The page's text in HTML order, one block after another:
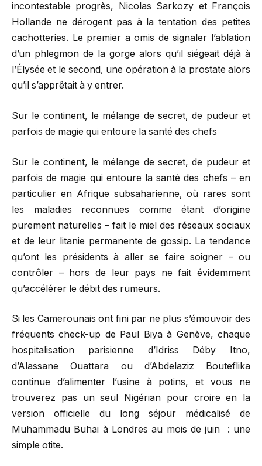
incontestable progrès, Nicolas Sarkozy et François
Hollande ne dérogent pas à la tentation des petites
cachotteries. Le premier a omis de signaler l’ablation
d’un phlegmon de la gorge alors qu’il siégeait déjà à
l’Élysée et le second, une opération à la prostate alors
qu’il s’apprêtait à y entrer.
Sur le continent, le mélange de secret, de pudeur et
parfois de magie qui entoure la santé des chefs
Sur le continent, le mélange de secret, de pudeur et
parfois de magie qui entoure la santé des chefs – en
particulier en Afrique subsaharienne, où rares sont
les maladies reconnues comme étant d’origine
purement naturelles – fait le miel des réseaux sociaux
et de leur litanie permanente de gossip. La tendance
qu’ont les présidents à aller se faire soigner – ou
contrôler – hors de leur pays ne fait évidemment
qu’accélérer le débit des rumeurs.
Si les Camerounais ont fini par ne plus s’émouvoir des
fréquents check-up de Paul Biya à Genève, chaque
hospitalisation parisienne d’Idriss Déby Itno,
d’Alassane Ouattara ou d’Abdelaziz Bouteflika
continue d’alimenter l’usine à potins, et vous ne
trouverez pas un seul Nigérian pour croire en la
version officielle du long séjour médicalisé de
Muhammadu Buhai à Londres au mois de juin : une
simple otite.